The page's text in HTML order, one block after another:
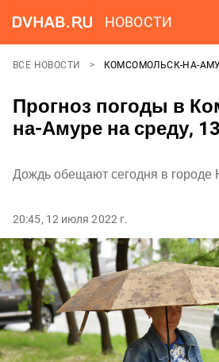
НОВОСТИ
ВСЕ НОВОСТИ КОМСОМОЛЬСК-НА-
Прогноз погоды в
на-Амуре на среду,
Дождь обещают сегодня в городе
20:45, 12 июля 2022 г.